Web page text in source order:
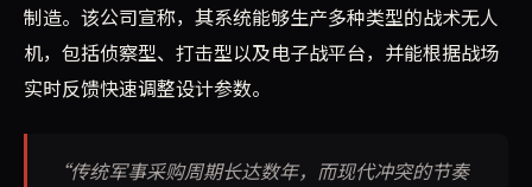
制造。该公司宣称，其系统能够生产多种类型的战术无人
机，包括侦察型、打击型以及电子战平台，并能根据战场
实时反馈快速调整设计参数。
“传统军事采购周期长达数年，而现代冲突的节奏